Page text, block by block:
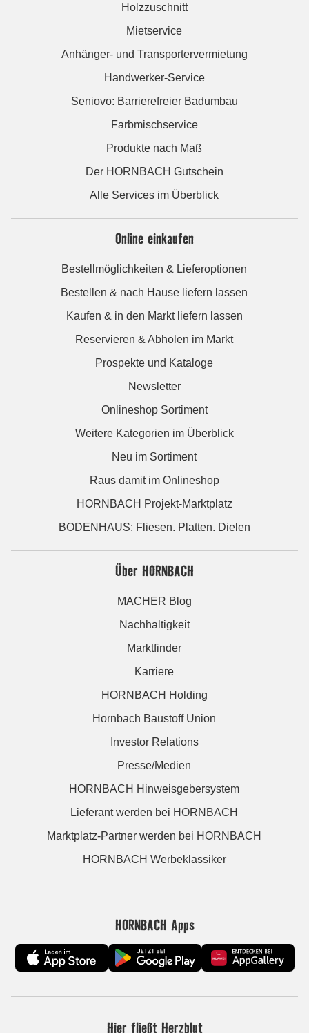
Holzzuschnitt
Mietservice
Anhänger- und Transportervermietung
Handwerker-Service
Seniovo: Barrierefreier Badumbau
Farbmischservice
Produkte nach Maß
Der HORNBACH Gutschein
Alle Services im Überblick
Online einkaufen
Bestellmöglichkeiten & Lieferoptionen
Bestellen & nach Hause liefern lassen
Kaufen & in den Markt liefern lassen
Reservieren & Abholen im Markt
Prospekte und Kataloge
Newsletter
Onlineshop Sortiment
Weitere Kategorien im Überblick
Neu im Sortiment
Raus damit im Onlineshop
HORNBACH Projekt-Marktplatz
BODENHAUS: Fliesen. Platten. Dielen
Über HORNBACH
MACHER Blog
Nachhaltigkeit
Marktfinder
Karriere
HORNBACH Holding
Hornbach Baustoff Union
Investor Relations
Presse/Medien
HORNBACH Hinweisgebersystem
Lieferant werden bei HORNBACH
Marktplatz-Partner werden bei HORNBACH
HORNBACH Werbeklassiker
HORNBACH Apps
Hier fließt Herzblut